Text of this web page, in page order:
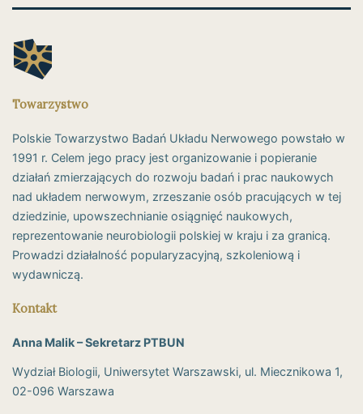
Towarzystwo
Polskie Towarzystwo Badań Układu Nerwowego powstało w
1991 r. Celem jego pracy jest organizowanie i popieranie
działań zmierzających do rozwoju badań i prac naukowych
nad układem nerwowym, zrzeszanie osób pracujących w tej
dziedzinie, upowszechnianie osiągnięć naukowych,
reprezentowanie neurobiologii polskiej w kraju i za granicą.
Prowadzi działalność popularyzacyjną, szkoleniową i
wydawniczą.
Kontakt
Anna Malik – Sekretarz PTBUN
Wydział Biologii, Uniwersytet Warszawski, ul. Miecznikowa 1,
02-096 Warszawa